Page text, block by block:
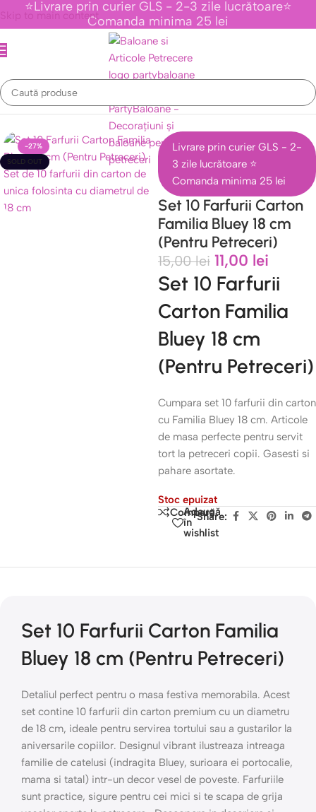
Skip to main content
⭐Livrare prin curier GLS - 2-3 zile lucrătoare⭐
Comanda minima 25 lei
Tematice Personaje Din Desene Animate/Colectia Bluey
-27%
SOLD OUT
Livrare prin curier GLS - 2-
3 zile lucrătoare ⭐
Comanda minima 25 lei
Set 10 Farfurii Carton
Familia Bluey 18 cm
(Pentru Petreceri)
15,00lei 11,00 lei
Set 10 Farfurii
Carton Familia
Bluey 18 cm
(Pentru Petreceri)
Cumpara set 10 farfurii din carton
cu Familia Bluey 18 cm. Articole
de masa perfecte pentru servit
tort la petreceri copii. Gasesti si
pahare asortate.
Stoc epuizat
Compară
Adaugă
în
wishlist
Share:
Set 10 Farfurii Carton Familia
Bluey 18 cm (Pentru Petreceri)
Detaliul perfect pentru o masa festiva memorabila. Acest
set contine 10 farfurii din carton premium cu un diametru
de 18 cm, ideale pentru servirea tortului sau a gustarilor la
aniversarile copiilor. Designul vibrant ilustreaza intreaga
familie de catelusi (indragita Bluey, surioara ei portocalie,
mama si tatal) intr-un decor vesel de poveste. Farfuriile
sunt practice, sigure pentru cei mici si te scapa de grija